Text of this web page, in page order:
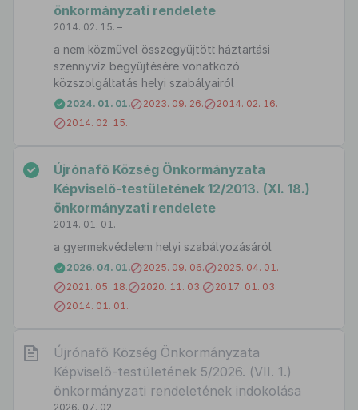
önkormányzati rendelete
2014. 02. 15. –
a nem közművel összegyűjtött háztartási
szennyvíz begyűjtésére vonatkozó
közszolgáltatás helyi szabályairól
2024. 01. 01. 2023. 09. 26.
2014. 02. 16.
2014. 02. 15.
Újrónafő Község Önkormányzata
Képviselő-testületének 12/2013. (XI. 18.)
önkormányzati rendelete
2014. 01. 01. –
a gyermekvédelem helyi szabályozásáról
2026. 04. 01. 2025. 09. 06.
2025. 04. 01.
2021. 05. 18.
2020. 11. 03.
2017. 01. 03.
2014. 01. 01.
Újrónafő Község Önkormányzata
Képviselő-testületének 5/2026. (VII. 1.)
önkormányzati rendeletének indokolása
2026. 07. 02.